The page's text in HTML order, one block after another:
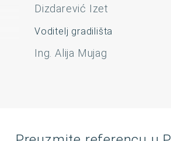
Dizdarević Izet
Voditelj gradilišta
Ing. Alija Mujag